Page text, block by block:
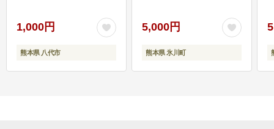
1,000円
熊本県 八代市
5,000円
熊本県 氷川町